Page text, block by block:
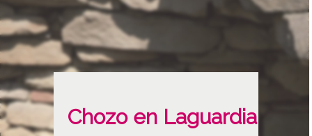
Chozo en Laguardia